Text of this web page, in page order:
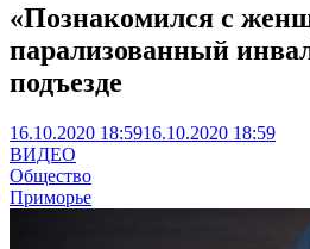
«Познакомился с
парализованный
подъезде
16.10.2020 18:5916.10.2020 18:59
ВИДЕО
Общество
Приморье